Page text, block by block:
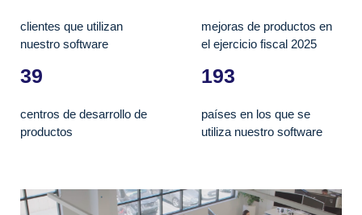
clientes que utilizan
nuestro software
mejoras de productos en
el ejercicio fiscal 2025
39
centros de desarrollo de
productos
193
países en los que se
utiliza nuestro software